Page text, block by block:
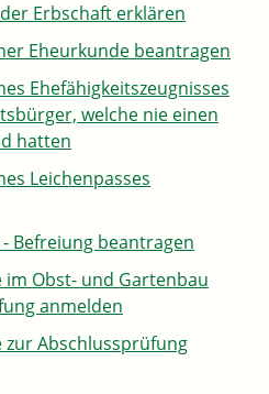
Erbschaft erklären
Eheurkunde beantragen
Ehefähigkeitszeugnisses
welche nie einen
hatten
Leichenpasses
Befreiung beantragen
im Obst- und Gartenbau
anmelden
zur Abschlussprüfung